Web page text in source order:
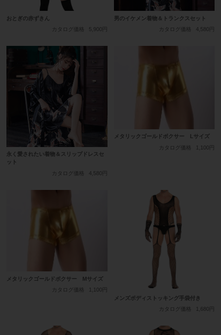
おとぎの赤ずきん
カタログ価格
5,900円
男のイケメン着物＆トランクスセット
カタログ価格
4,580円
永く愛されたい着物＆スリップドレスセ
ット
カタログ価格
4,580円
メタリックゴールドボクサー Lサイズ
カタログ価格
1,100円
メタリックゴールドボクサー Mサイズ
カタログ価格
1,100円
メンズボディストッキング手袋付き
カタログ価格
1,680円